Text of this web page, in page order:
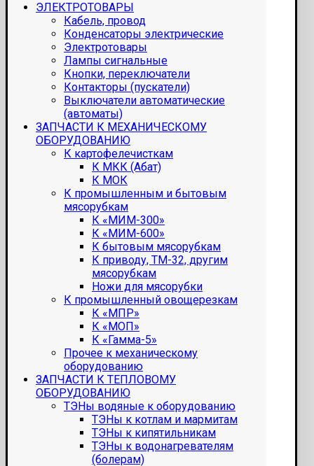
ЭЛЕКТРОТОВАРЫ
Кабель, провод
Конденсаторы электрические
Электротовары
Лампы сигнальные
Кнопки, переключатели
Контакторы (пускатели)
Выключатели автоматические
(автоматы)
ЗАПЧАСТИ К МЕХАНИЧЕСКОМУ
ОБОРУДОВАНИЮ
К картофелечисткам
К МКК (Абат)
К МОК
К промышленным и бытовым
мясорубкам
К «МИМ-300»
К «МИМ-600»
К бытовым мясорубкам
К приводу, ТМ-32, другим
мясорубкам
Ножи для мясорубки
К промышленный овощерезкам
К «МПР»
К «МОП»
К «Гамма-5»
Прочее к механическому
оборудованию
ЗАПЧАСТИ К ТЕПЛОВОМУ
ОБОРУДОВАНИЮ
ТЭНы водяные к оборудованию
ТЭНы к котлам и мармитам
ТЭНы к кипятильникам
ТЭНы к водонагревателям
(болерам)